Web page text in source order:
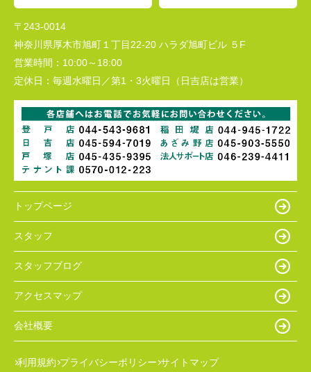
〒243-0014
神奈川県厚木市旭町１丁目22-20 ハラダ旭町ビル ５F
営業時間： 10:00～18:00
定休日： 毎週水曜日／第1・3火曜日（日吉店は営業）
トップページ
スタッフ
スタッフブログ
アクセスマップ
会社概要
利用規約 プライバシーポリシー サイトマップ